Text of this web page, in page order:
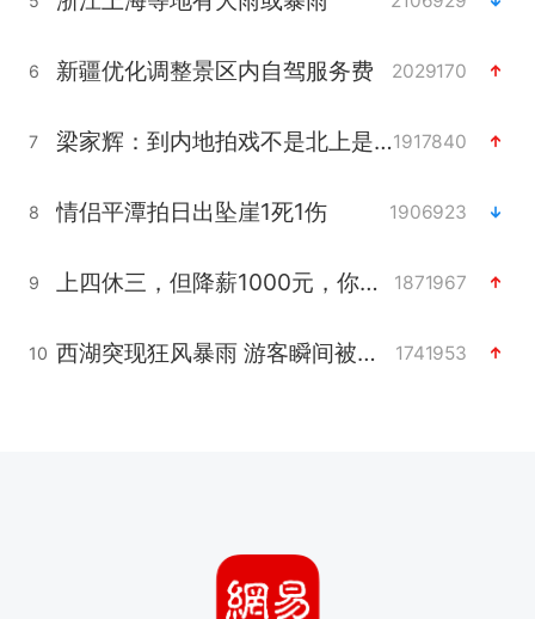
6 新疆优化调整景区内自驾服务费 2029170
7 梁家辉：到内地拍戏不是北上是回归1917840
8 情侣平潭拍日出坠崖1死1伤 1906923
9 上四休三，但降薪1000元，你接受吗？ 1871967
10 西湖突现狂风暴雨 游客瞬间被浇透 1741953